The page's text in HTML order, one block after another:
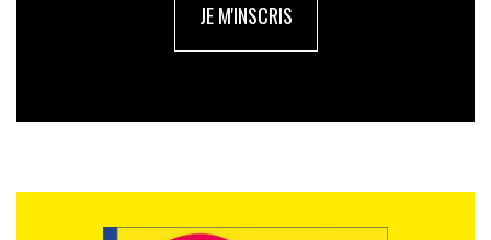
JE M'INSCRIS